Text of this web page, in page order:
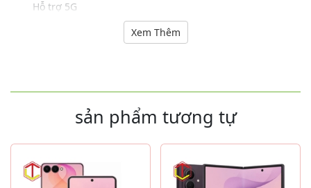
Hỗ trợ 5G
Pin, Sạc: 5000 mAh 60 W
Xem Thêm
sản phẩm tương tự